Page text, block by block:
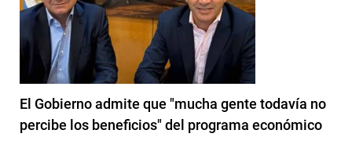
El Gobierno admite que "mucha gente todavía no
percibe los beneficios" del programa económico